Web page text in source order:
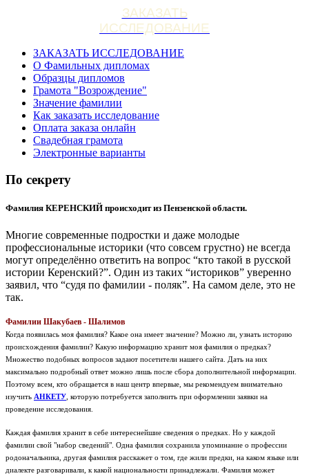
ЗАКАЗАТЬ
ИССЛЕДОВАНИЕ
ЗАКАЗАТЬ ИССЛЕДОВАНИЕ
О Фамильных дипломах
Образцы дипломов
Грамота "Возрождение"
Значение фамилии
Как заказать исследование
Оплата заказа онлайн
Свадебная грамота
Электронные варианты
По секрету
Фамилия КЕРЕНСКИЙ происходит из Пензенской области.
Многие современные подростки и даже молодые
профессиональные историки (что совсем грустно) не всегда
могут определённо ответить на вопрос “кто такой в русской
истории Керенский?”. Один из таких “историков” уверенно
заявил, что “судя по фамилии - поляк”. На самом деле, это не
так.
Фамилии Шакубаев - Шалимов
Когда появилась моя фамилия? Какое она имеет значение? Можно ли, узнать историю
происхождения фамилии? Какую информацию хранит моя фамилия о предках?
Множество подобных вопросов задают посетители нашего сайта. Дать на них
максимально подробный ответ можно лишь после сбора дополнительной информации.
Поэтому всем, кто обращается в наш центр впервые, мы рекомендуем внимательно
изучить АНКЕТУ , которую потребуется заполнить при оформлении заявки на
проведение исследования.
Каждая фамилия хранит в себе интереснейшие сведения о предках. Но у каждой
фамилии свой "набор сведений". Одна фамилия сохранила упоминание о профессии
родоначальника, другая фамилия расскажет о том, где жили предки, на каком языке или
диалекте разговаривали, к какой национальности принадлежали. Фамилия может